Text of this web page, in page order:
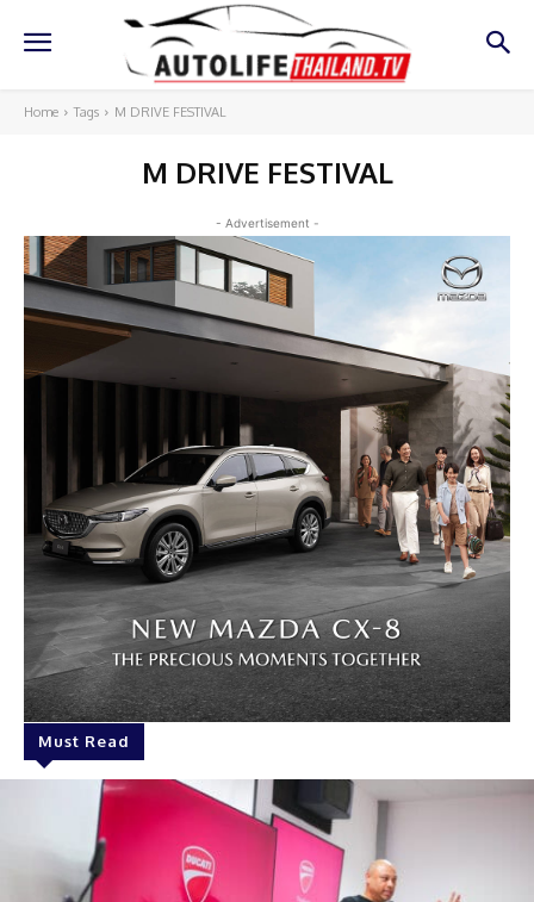
Home Tags M DRIVE FESTIVAL
M DRIVE FESTIVAL
- Advertisement -
Must Read